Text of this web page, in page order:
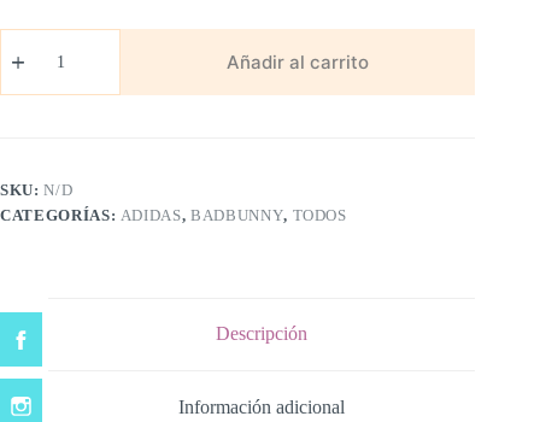
Bunny
Fino
Añadir al carrito
SKU:N/D
CATEGORÍAS: ADIDAS,BADBUNNY, TODOS
Descripción
Información adicional